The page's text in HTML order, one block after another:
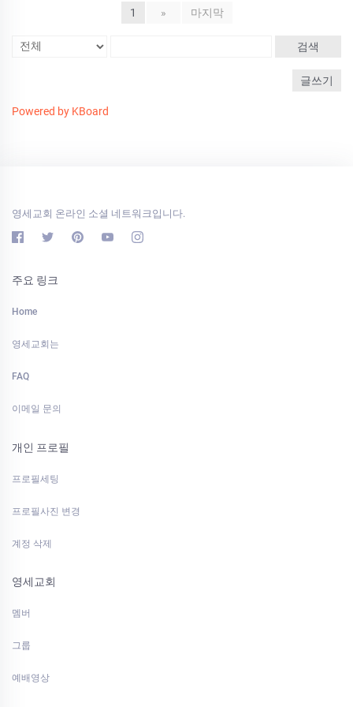
1 » 마지막
검색
글쓰기
Powered by KBoard
영세교회 온라인 소셜 네트워크입니다.
주요 링크
Home
영세교회는
FAQ
이메일 문의
개인 프로필
프로필세팅
프로필사진 변경
계정 삭제
영세교회
멤버
그룹
예배영상